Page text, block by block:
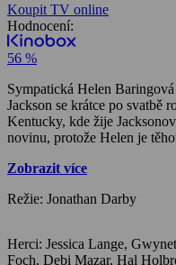
Koupit TV online
Hodnocení:
56 %
Sympatická Helen
Jackson se krátce po svatbě
Kentucky, kde žije
novinu, protože Helen je
totiž posedlá představou, že
nekritickou mateřskou
Zobrazit více
Režie: Jonathan Darby
Herci: Jessica Lange, Gwyneth Paltrow, Johnathon Schaech, Nina